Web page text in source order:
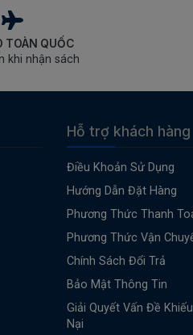
TOÀN QUỐC
khi nhận sách
Hỗ trợ khách hàng
Điều Khoản Sử Dụng
Hướng Dẫn Đặt Hàng
Phương Thức Thanh
Phương Thức Vận
Chính Sách Đổi Trả
Bảo Mật Thông Tin
Giải Quyết Vấn Đề Khiếu
Nại